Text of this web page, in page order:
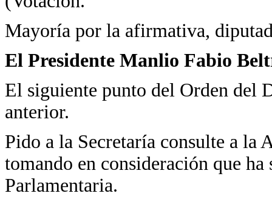
Mayoría por la afirmativa,
El Presidente Manlio Fabio
El siguiente punto del Orden del
anterior.
Pido a la Secretaría consulte a la
tomando en consideración que
Parlamentaria.